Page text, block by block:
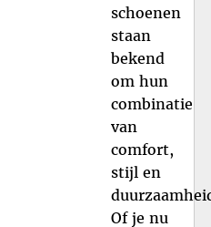
schoenen
staan
bekend
om hun
combinatie
van
comfort,
stijl en
Of je nu